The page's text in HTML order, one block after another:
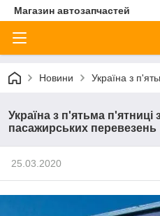
Магазин автозапчастей
Новини Україна з
Україна з п'ятьма п'ятниці
пасажирських перевезень
25.03.2020